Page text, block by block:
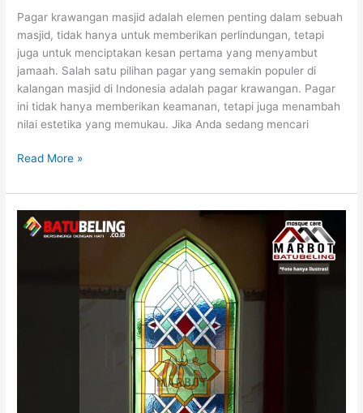
Pagar krawangan masjid adalah elemen penting dalam sebuah
masjid, tidak hanya untuk memberikan perlindungan, tetapi
juga untuk menciptakan kesan pertama yang menyambut
jamaah. Salah satu pilihan pagar yang semakin populer di
kalangan masjid di Indonesia adalah pagar krawangan. Pagar
ini tidak hanya memberikan keamanan, tetapi juga menambah
nilai estetika yang memukau. Jika Anda sedang mencari
Read More »
Harga
Jendela